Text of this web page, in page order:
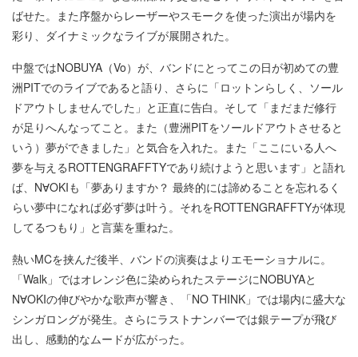
ばせた。また序盤からレーザーやスモークを使った演出が場内を
彩り、ダイナミックなライブが展開された。
中盤ではNOBUYA（Vo）が、バンドにとってこの日が初めての豊
洲PITでのライブであると語り、さらに「ロットンらしく、ソール
ドアウトしませんでした」と正直に告白。そして「まだまだ修行
が足りへんなってこと。また（豊洲PITをソールドアウトさせると
いう）夢ができました」と気合を入れた。また「ここにいる人へ
夢を与えるROTTENGRAFFTYであり続けようと思います」と語れ
ば、N∀OKIも「夢ありますか？ 最終的には諦めることを忘れるく
らい夢中になれば必ず夢は叶う。それをROTTENGRAFFTYが体現
してるつもり」と言葉を重ねた。
熱いMCを挟んだ後半、バンドの演奏はよりエモーショナルに。
「Walk」ではオレンジ色に染められたステージにNOBUYAと
N∀OKIの伸びやかな歌声が響き、「NO THINK」では場内に盛大な
シンガロングが発生。さらにラストナンバーでは銀テープが飛び
出し、感動的なムードが広がった。